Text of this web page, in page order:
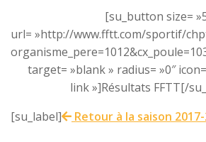
[su_button size=
url= »http://www.fftt.com/sportif/
target= »blank » radius= »0″
link »]Résultats FFTT[/
[su_label]
Retour à la saison